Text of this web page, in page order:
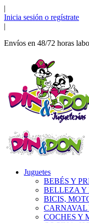
|
Inicia sesión o regístrate
|
Envíos en 48/72 horas
Juguetes
BEBÉS Y
BELLEZA
BICIS,
CARNAVAL
COCHES Y